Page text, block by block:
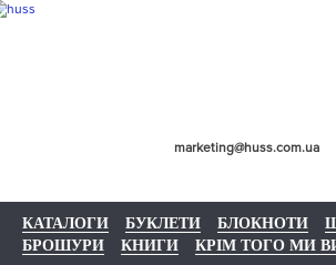
marketing@huss.com.ua
КАТАЛОГИ БУКЛЕТИ БЛОКНОТИ
БРОШУРИ
КНИГИ КРІМ ТОГО МИ